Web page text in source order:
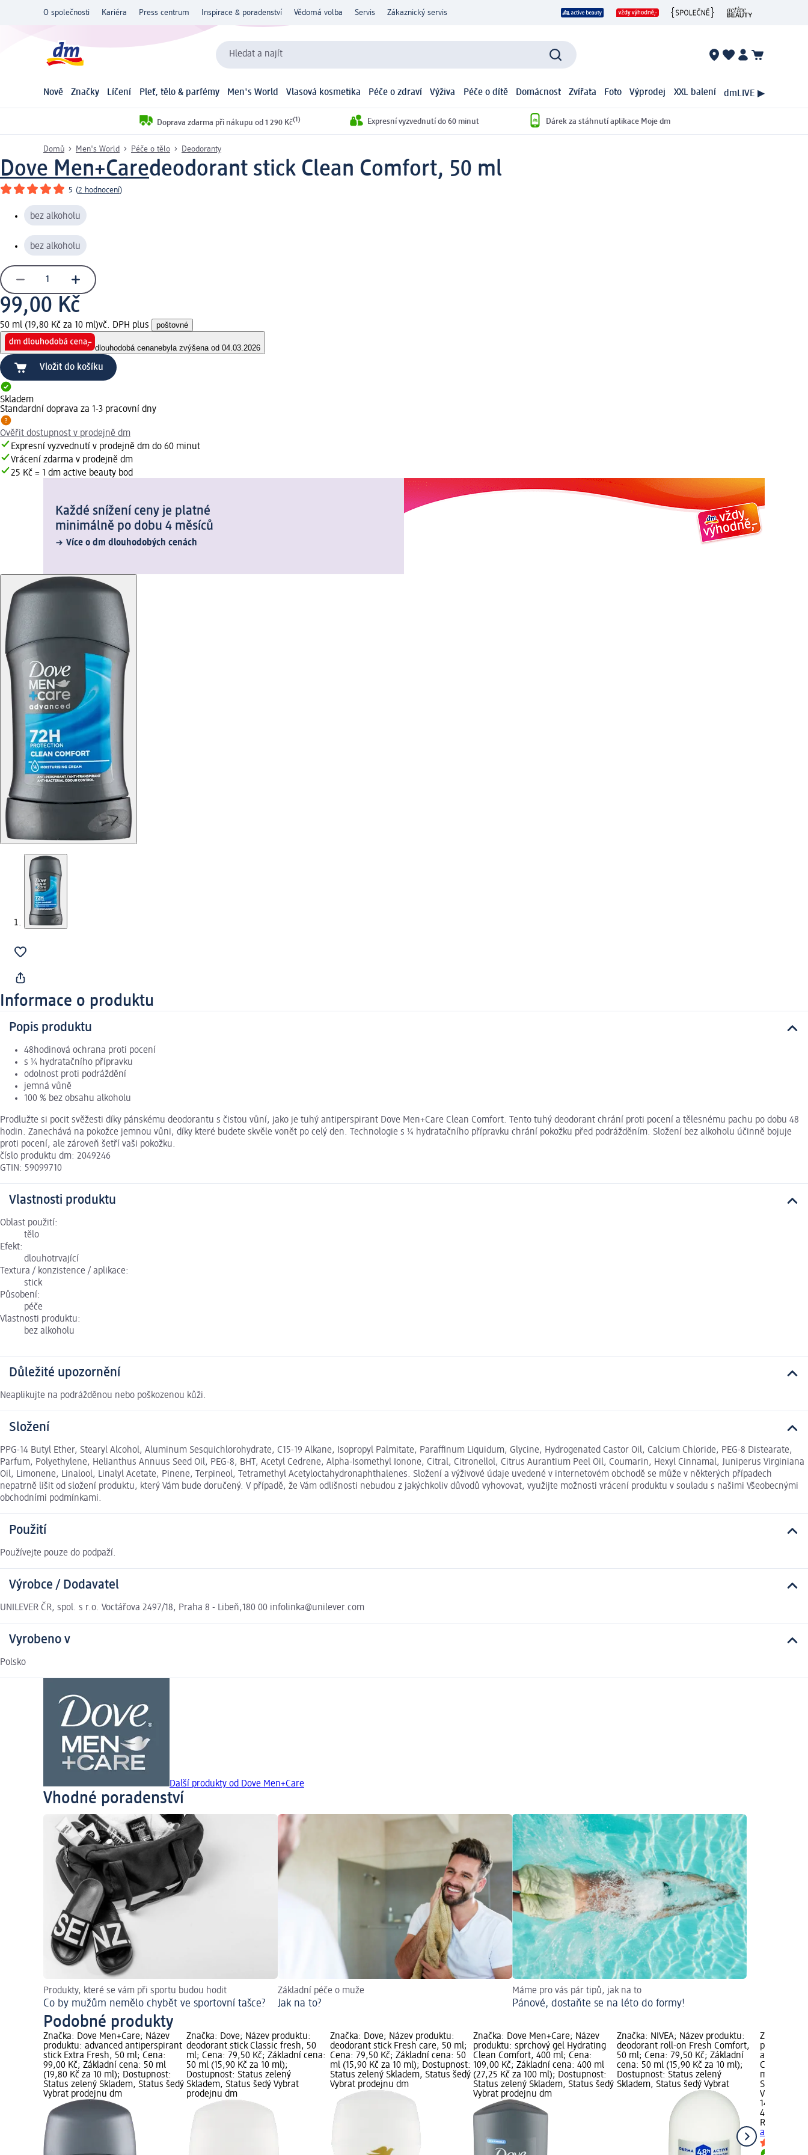
O společnosti Kariéra Press centrum Inspirace & poradenství Vědomá volba Servis Zákaznický servis
Hledat a najít
Nově Značky Líčení Pleť, tělo & parfémy Men's World Vlasová kosmetika Péče o zdraví Výživa Péče o dítě Domácnost Zvířata Foto Výprodej XXL balení dmLIVE ▶
Doprava zdarma při nákupu od 1 290 Kč(1) Expresní vyzvednutí do 60 minut Dárek za stáhnutí aplikace Moje dm
Domů Men's World Péče o tělo Deodoranty
Dove Men+Caredeodorant stick Clean Comfort, 50 ml
5 (2 hodnocení)
bez alkoholu
bez alkoholu
99,00 Kč
50 ml (19,80 Kč za 10 ml)vč. DPH plus poštovné
dlouhodobá cenanebyla zvýšena od 04.03.2026
Vložit do košíku
Skladem
Standardní doprava za 1-3 pracovní dny
Ověřit dostupnost v prodejně dm
Expresní vyzvednutí v prodejně dm do 60 minut
Vrácení zdarma v prodejně dm
25 Kč = 1 dm active beauty bod
Každé snížení ceny je platné
minimálně po dobu 4 měsíců
Více o dm dlouhodobých cenách
Informace o produktu
Popis produktu
48hodinová ochrana proti pocení
s ¼ hydratačního přípravku
odolnost proti podráždění
jemná vůně
100 % bez obsahu alkoholu
Prodlužte si pocit svěžesti díky pánskému deodorantu s čistou vůní, jako je tuhý antiperspirant Dove Men+Care Clean Comfort. Tento tuhý deodorant chrání proti pocení a tělesnému pachu po dobu 48
hodin. Zanechává na pokožce jemnou vůni, díky které budete skvěle vonět po celý den. Technologie s ¼ hydratačního přípravku chrání pokožku před podrážděním. Složení bez alkoholu účinně bojuje
proti pocení, ale zároveň šetří vaši pokožku.
číslo produktu dm: 2049246
GTIN: 59099710
Vlastnosti produktu
Oblast použití:
tělo
Efekt:
dlouhotrvající
Textura / konzistence / aplikace:
stick
Působení:
péče
Vlastnosti produktu:
bez alkoholu
Důležité upozornění
Neaplikujte na podrážděnou nebo poškozenou kůži.
Složení
PPG-14 Butyl Ether, Stearyl Alcohol, Aluminum Sesquichlorohydrate, C15-19 Alkane, Isopropyl Palmitate, Paraffinum Liquidum, Glycine, Hydrogenated Castor Oil, Calcium Chloride, PEG-8 Distearate,
Parfum, Polyethylene, Helianthus Annuus Seed Oil, PEG-8, BHT, Acetyl Cedrene, Alpha-Isomethyl Ionone, Citral, Citronellol, Citrus Aurantium Peel Oil, Coumarin, Hexyl Cinnamal, Juniperus Virginiana
Oil, Limonene, Linalool, Linalyl Acetate, Pinene, Terpineol, Tetramethyl Acetyloctahydronaphthalenes. Složení a výživové údaje uvedené v internetovém obchodě se může v některých případech
nepatrně lišit od složení produktu, který Vám bude doručený. V případě, že Vám odlišnosti nebudou z jakýchkoliv důvodů vyhovovat, využijte možnosti vrácení produktu v souladu s našimi Všeobecnými
obchodními podmínkami.
Použití
Používejte pouze do podpaží.
Výrobce / Dodavatel
UNILEVER ČR, spol. s r.o. Voctářova 2497/18, Praha 8 - Libeň,180 00 infolinka@unilever.com
Vyrobeno v
Polsko
Další produkty od Dove Men+Care
Vhodné poradenství
Produkty, které se vám při sportu budou hodit
Co by mužům nemělo chybět ve sportovní tašce?
Základní péče o muže
Jak na to?
Máme pro vás pár tipů, jak na to
Pánové, dostaňte se na léto do formy!
Podobné produkty
Značka: Dove Men+Care; Název
produktu: advanced antiperspirant
stick Extra Fresh, 50 ml; Cena:
99,00 Kč; Základní cena: 50 ml
(19,80 Kč za 10 ml); Dostupnost:
Status zelený Skladem, Status šedý
Vybrat prodejnu dm
Značka: Dove; Název produktu:
deodorant stick Classic fresh, 50
ml; Cena: 79,50 Kč; Základní cena:
50 ml (15,90 Kč za 10 ml);
Dostupnost: Status zelený
Skladem, Status šedý Vybrat
prodejnu dm
Značka: Dove; Název produktu:
deodorant stick Fresh care, 50 ml;
Cena: 79,50 Kč; Základní cena: 50
ml (15,90 Kč za 10 ml); Dostupnost:
Status zelený Skladem, Status šedý
Vybrat prodejnu dm
Značka: Dove Men+Care; Název
produktu: sprchový gel Hydrating
Clean Comfort, 400 ml; Cena:
109,00 Kč; Základní cena: 400 ml
(27,25 Kč za 100 ml); Dostupnost:
Status zelený Skladem, Status šedý
Vybrat prodejnu dm
Značka: NIVEA; Název produktu:
deodorant roll-on Fresh Comfort,
50 ml; Cena: 79,50 Kč; Základní
cena: 50 ml (15,90 Kč za 10 ml);
Dostupnost: Status zelený
Skladem, Status šedý Vybrat
Značka:
produktu:
Cena:
ml (33,11
Status
Vybrat
149,00 Kč
45 ml
Rexona